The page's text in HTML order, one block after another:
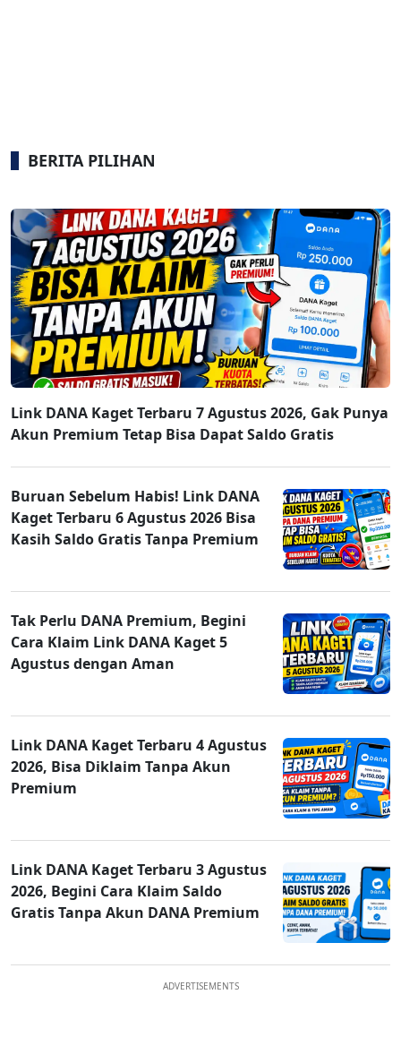
BERITA PILIHAN
Link DANA Kaget Terbaru 7 Agustus 2026, Gak Punya
Akun Premium Tetap Bisa Dapat Saldo Gratis
Buruan Sebelum Habis! Link DANA
Kaget Terbaru 6 Agustus 2026 Bisa
Kasih Saldo Gratis Tanpa Premium
Tak Perlu DANA Premium, Begini
Cara Klaim Link DANA Kaget 5
Agustus dengan Aman
Link DANA Kaget Terbaru 4 Agustus
2026, Bisa Diklaim Tanpa Akun
Premium
Link DANA Kaget Terbaru 3 Agustus
2026, Begini Cara Klaim Saldo
Gratis Tanpa Akun DANA Premium
ADVERTISEMENTS